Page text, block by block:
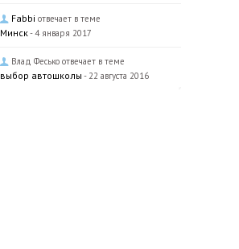
Fabbi отвечает в теме
Минск- 4 января 2017
Влад Фесько отвечает в теме
выбор автошколы - 22 августа 2016